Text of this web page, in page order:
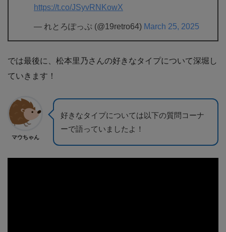
https://t.co/JSyvRNKowX
— れとろぽっぷ (@19retro64) March 25, 2025
では最後に、松本里乃さんの好きなタイプについて深堀し
ていきます！
マウちゃん
好きなタイプについては以下の質問コーナ
ーで語っていましたよ！